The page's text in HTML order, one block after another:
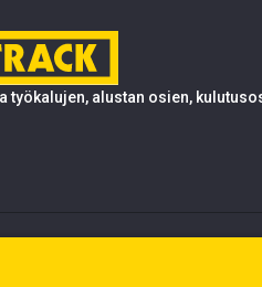
työkalujen, alustan osien,